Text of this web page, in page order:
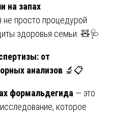
на запах
не просто процедурой
здоровья семьи. 🧸🩺
от
анализов 🔬📋
формальдегида — это
которое